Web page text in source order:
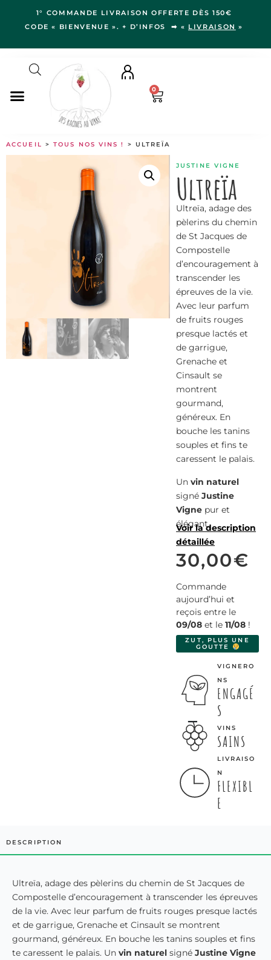
1° COMMANDE LIVRAISON OFFERTE DÈS 150€
CODE « BIENVENUE ». + D’INFOS ➡ « LIVRAISON »
RÉGIONS
IDÉES CADEAUX
NOS VIGNERON.NE.S
0
ACCUEIL >TOUS NOS VINS ! > ULTREÏA
JUSTINE VIGNE
Ultreïa
Ultreïa, adage des
pèlerins du chemin
de St Jacques de
Compostelle
d’encouragement à
transcender les
épreuves de la vie.
Avec leur parfum
de fruits rouges
presque lactés et
de garrigue,
Grenache et
Cinsault se
montrent
gourmand,
généreux. En
bouche les tanins
souples et fins te
caressent le palais.
Un vin naturel
signéJustine
Vigne pur et
élégant.
Voir la description
détaillée
30,00€
Commande
aujourd’hui et
reçois entre le
09/08 et le11/08 !
ZUT, PLUS UNE
GOUTTE
VIGNERO
NS
ENGAGÉ
S
VINS
SAINS
LIVRAISO
N
FLEXIBL
E
DESCRIPTION
Ultreïa, adage des pèlerins du chemin de St Jacques de
Compostelle d’encouragement à transcender les épreuves
de la vie. Avec leur parfum de fruits rouges presque lactés
et de garrigue, Grenache et Cinsault se montrent
gourmand, généreux. En bouche les tanins souples et fins
te caressent le palais. Un vin naturel signé Justine Vigne